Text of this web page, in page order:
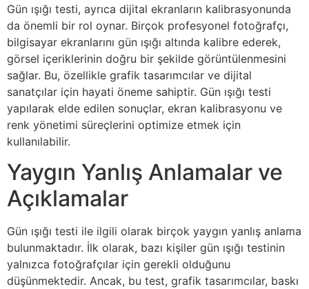
Gün ışığı testi, ayrıca dijital ekranların kalibrasyonunda
da önemli bir rol oynar. Birçok profesyonel fotoğrafçı,
bilgisayar ekranlarını gün ışığı altında kalibre ederek,
görsel içeriklerinin doğru bir şekilde görüntülenmesini
sağlar. Bu, özellikle grafik tasarımcılar ve dijital
sanatçılar için hayati öneme sahiptir. Gün ışığı testi
yapılarak elde edilen sonuçlar, ekran kalibrasyonu ve
renk yönetimi süreçlerini optimize etmek için
kullanılabilir.
Yaygın Yanlış Anlamalar ve
Açıklamalar
Gün ışığı testi ile ilgili olarak birçok yaygın yanlış anlama
bulunmaktadır. İlk olarak, bazı kişiler gün ışığı testinin
yalnızca fotoğrafçılar için gerekli olduğunu
düşünmektedir. Ancak, bu test, grafik tasarımcılar, baskı